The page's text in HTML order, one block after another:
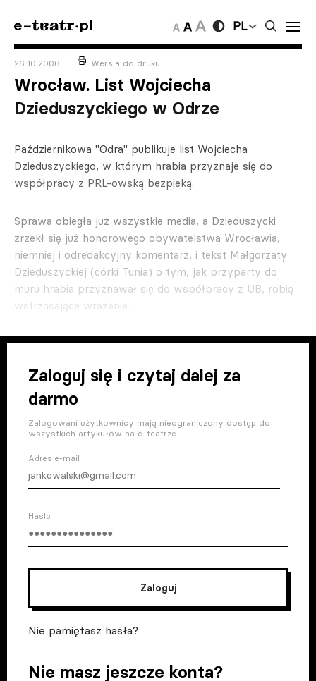
PL
26.10.2006 Wersja do druku
Wrocław. List Wojciecha
Dzieduszyckiego w Odrze
Październikowa "Odra" publikuje list Wojciecha
Dzieduszyckiego, w którym hrabia przyznaje się do
współpracy z PRL-owską bezpieką.
Sprawa obiegła już wszystkie media, a Dzieduszycki
zrzekł się już honorowego obywatelstwa Wrocławia,
niemniej i odredakcyjny komentarz, i tekst Małgorzaty
Dzieduszyckiej (córki Tunia) o tym, jak przyparty do
muru hrabia przyznawał się do współpracy z UB, robią
wstrząsające wrażenie.
Zaloguj się i czytaj dalej za
darmo
Zalogowani użytkownicy mają nieograniczony dostęp do
wszystkich artykułów na e-teatrze.
Adres e-mail
Haslo
Zaloguj
Nie pamiętasz hasła?
Nie masz jeszcze konta?